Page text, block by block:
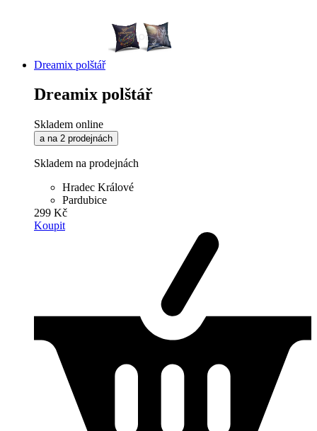
Dreamix polštář
Dreamix polštář
Skladem online
a na 2 prodejnách
Skladem na prodejnách
Hradec Králové
Pardubice
299 Kč
Koupit